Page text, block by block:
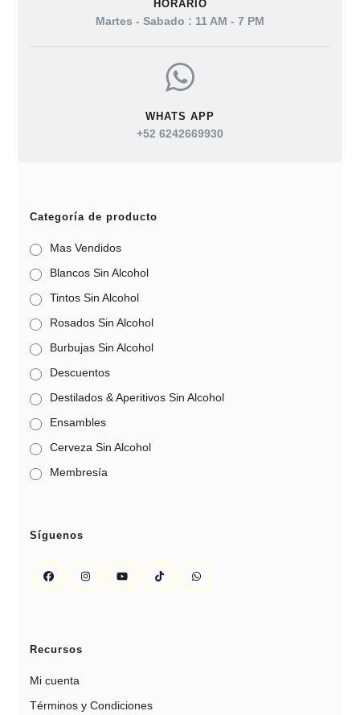
HORARIO
Martes - Sabado : 11 AM - 7 PM
WHATS APP
+52 6242669930
Categoría de producto
Mas Vendidos
Blancos Sin Alcohol
Tintos Sin Alcohol
Rosados Sin Alcohol
Burbujas Sin Alcohol
Descuentos
Destilados & Aperitivos Sin Alcohol
Ensambles
Cerveza Sin Alcohol
Membresía
Síguenos
Recursos
Mi cuenta
Términos y Condiciones